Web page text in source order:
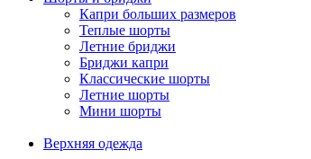
Капри больших размеров
Теплые шорты
Летние бриджи
Бриджи капри
Классические шорты
Летние шорты
Мини шорты
Верхняя одежда